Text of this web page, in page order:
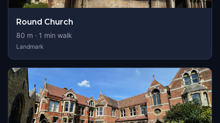
Round Church
80 m · 1 min walk
Landmark